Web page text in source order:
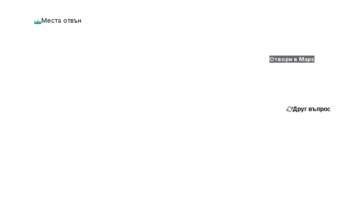
Места отвън
Отвори в Maps
Друг въпрос